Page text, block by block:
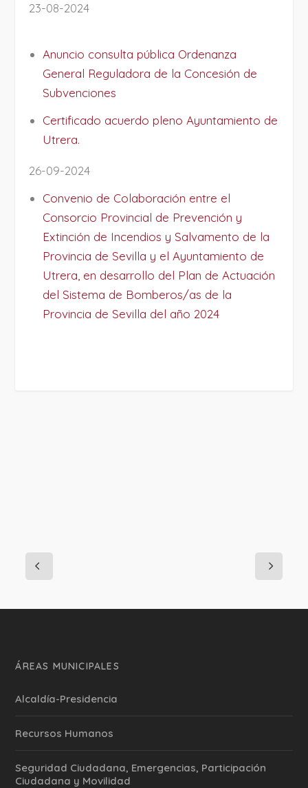
23-08-2024
Anuncio consulta pública Ordenanza
General Reguladora de la Concesión de
Subvenciones
Certificado acuerdo pleno Ayuntamiento de
Utrera.
26-09-2024
Convenio de Colaboración entre el
Consorcio Provincial de Prevención y
Extinción de Incendios y Salvamento de la
Provincia de Sevilla y el Ayuntamiento de
Utrera, en desarrollo del Plan de Actuación
del Sistema de Bomberos/as de la
Provincia de Sevilla del año 2024
ÁREAS MUNICIPALES
Alcaldía-Presidencia
Recursos Humanos
Seguridad Ciudadana, Emergencias, Participación
Ciudadana y Movilidad